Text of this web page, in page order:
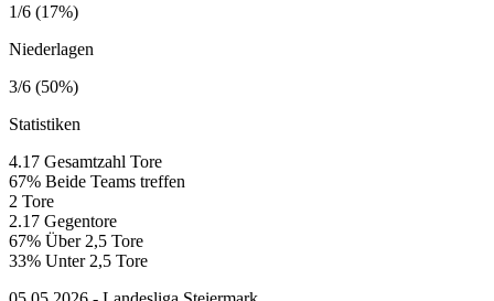
1/6 (17%)
Niederlagen
3/6 (50%)
Statistiken
4.17 Gesamtzahl Tore
67% Beide Teams treffen
2 Tore
2.17 Gegentore
67% Über 2,5 Tore
33% Unter 2,5 Tore